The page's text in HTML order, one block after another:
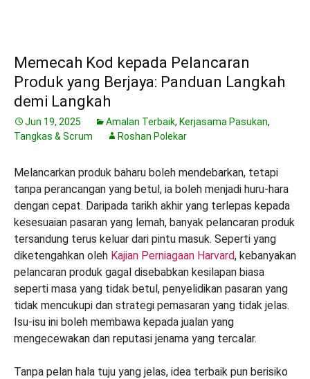
Memecah Kod kepada Pelancaran
Produk yang Berjaya: Panduan Langkah
demi Langkah
Jun 19, 2025 Amalan Terbaik, Kerjasama Pasukan,
Tangkas & Scrum
Roshan Polekar
Melancarkan produk baharu boleh mendebarkan, tetapi
tanpa perancangan yang betul, ia boleh menjadi huru-hara
dengan cepat. Daripada tarikh akhir yang terlepas kepada
kesesuaian pasaran yang lemah, banyak pelancaran produk
tersandung terus keluar dari pintu masuk. Seperti yang
diketengahkan oleh Kajian Perniagaan Harvard, kebanyakan
pelancaran produk gagal disebabkan kesilapan biasa
seperti masa yang tidak betul, penyelidikan pasaran yang
tidak mencukupi dan strategi pemasaran yang tidak jelas.
Isu-isu ini boleh membawa kepada jualan yang
mengecewakan dan reputasi jenama yang tercalar.
Tanpa pelan hala tuju yang jelas, idea terbaik pun berisiko